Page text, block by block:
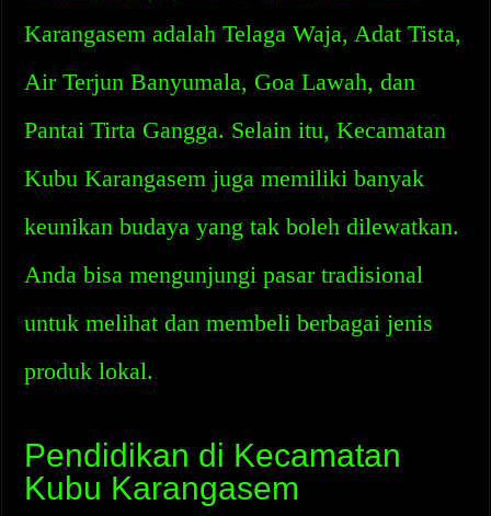
Karangasem adalah Telaga Waja, Adat Tista,
Air Terjun Banyumala, Goa Lawah, dan
Pantai Tirta Gangga. Selain itu, Kecamatan
Kubu Karangasem juga memiliki banyak
keunikan budaya yang tak boleh dilewatkan.
Anda bisa mengunjungi pasar tradisional
untuk melihat dan membeli berbagai jenis
produk lokal.
Pendidikan di Kecamatan
Kubu Karangasem